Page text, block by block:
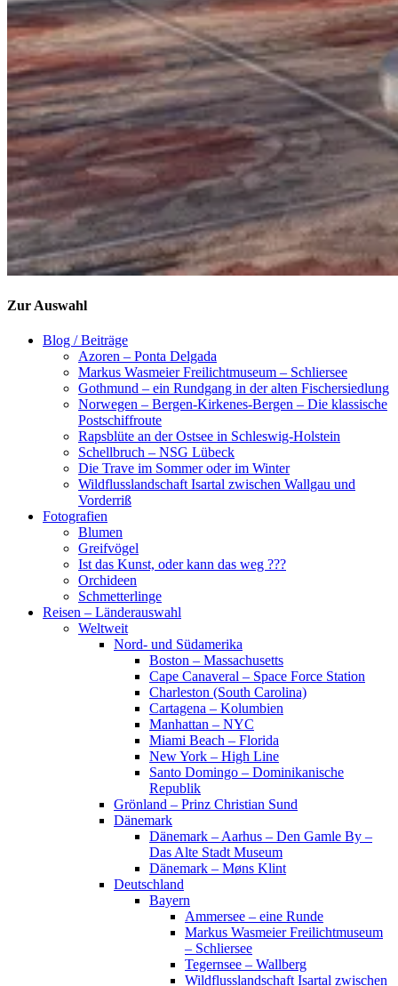
Zur Auswahl
Blog / Beiträge
Azoren – Ponta Delgada
Markus Wasmeier Freilichtmuseum – Schliersee
Gothmund – ein Rundgang in der alten Fischersiedlung
Norwegen – Bergen-Kirkenes-Bergen – Die klassische
Postschiffroute
Rapsblüte an der Ostsee in Schleswig-Holstein
Schellbruch – NSG Lübeck
Die Trave im Sommer oder im Winter
Wildflusslandschaft Isartal zwischen Wallgau und
Vorderriß
Fotografien
Blumen
Greifvögel
Ist das Kunst, oder kann das weg ???
Orchideen
Schmetterlinge
Reisen – Länderauswahl
Weltweit
Nord- und Südamerika
Boston – Massachusetts
Cape Canaveral – Space Force Station
Charleston (South Carolina)
Cartagena – Kolumbien
Manhattan – NYC
Miami Beach – Florida
New York – High Line
Santo Domingo – Dominikanische
Republik
Grönland – Prinz Christian Sund
Dänemark
Dänemark – Aarhus – Den Gamle By –
Das Alte Stadt Museum
Dänemark – Møns Klint
Deutschland
Bayern
Ammersee – eine Runde
Markus Wasmeier Freilichtmuseum
– Schliersee
Tegernsee – Wallberg
Wildflusslandschaft Isartal zwischen